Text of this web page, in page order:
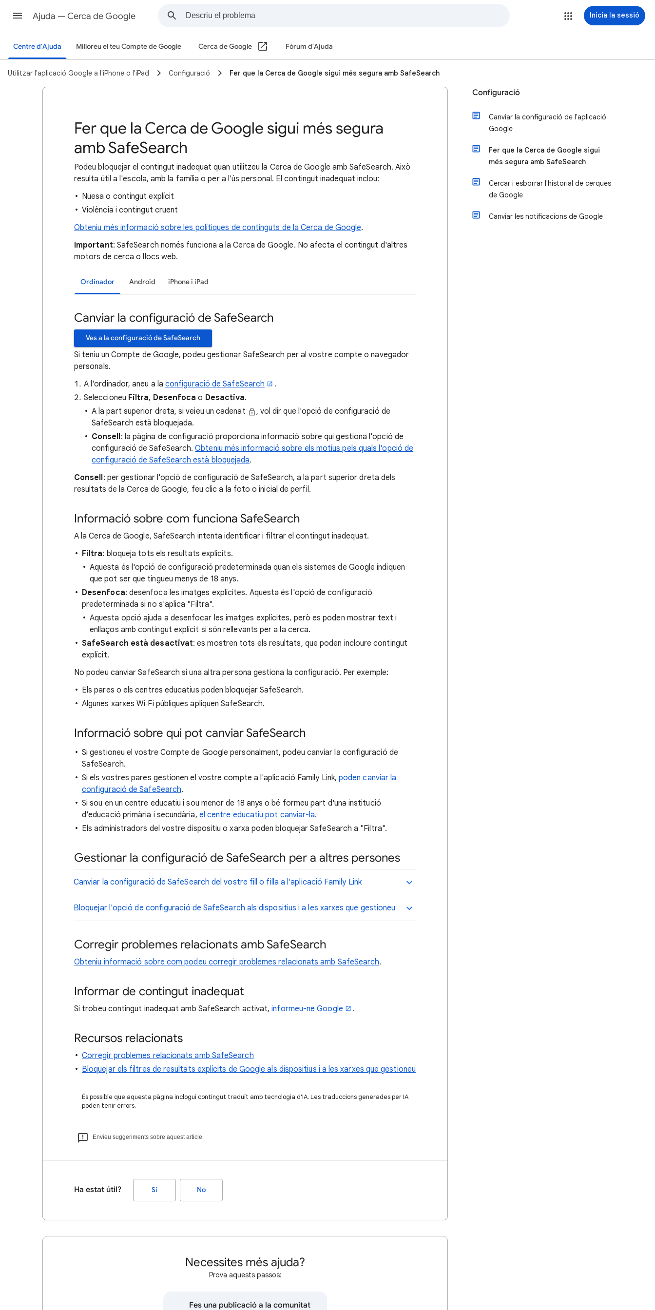
Ajuda — Cerca de Google Inicia la sessió
Centre d'Ajuda Milloreu el teu Compte de Google Cerca de Google Fòrum d'Ajuda
Utilitzar l'aplicació Google a l'iPhone o l'iPad Configuració Fer que la Cerca de Google sigui més segura amb SafeSearch
Fer que la Cerca de Google sigui més segura
amb SafeSearch
Podeu bloquejar el contingut inadequat quan utilitzeu la Cerca de Google amb SafeSearch. Això
resulta útil a l'escola, amb la família o per a l'ús personal. El contingut inadequat inclou:
Nuesa o contingut explícit
Violència i contingut cruent
Obteniu més informació sobre les polítiques de continguts de la Cerca de Google.
Important: SafeSearch només funciona a la Cerca de Google. No afecta el contingut d'altres
motors de cerca o llocs web.
Ordinador Android iPhone i iPad
Canviar la configuració de SafeSearch
Ves a la configuració de SafeSearch
Si teniu un Compte de Google, podeu gestionar SafeSearch per al vostre compte o navegador
personals.
A l'ordinador, aneu a laconfiguració de SafeSearch
.
Seleccioneu Filtra, Desenfoca o Desactiva.
A la part superior dreta, si veieu un cadenat
, vol dir que l'opció de configuració de
SafeSearch està bloquejada.
Consell: la pàgina de configuració proporciona informació sobre qui gestiona l'opció de
configuració de SafeSearch.Obteniu més informació sobre els motius pels quals l'opció de
configuració de SafeSearch està bloquejada.
Consell: per gestionar l'opció de configuració de SafeSearch, a la part superior dreta dels
resultats de la Cerca de Google, feu clic a la foto o inicial de perfil.
Informació sobre com funciona SafeSearch
A la Cerca de Google, SafeSearch intenta identificar i filtrar el contingut inadequat.
Filtra: bloqueja tots els resultats explícits.
Aquesta és l'opció de configuració predeterminada quan els sistemes de Google indiquen
que pot ser que tingueu menys de 18 anys.
Desenfoca: desenfoca les imatges explícites. Aquesta és l'opció de configuració
predeterminada si no s'aplica "Filtra".
Aquesta opció ajuda a desenfocar les imatges explícites, però es poden mostrar text i
enllaços amb contingut explícit si són rellevants per a la cerca.
SafeSearch està desactivat: es mostren tots els resultats, que poden incloure contingut
explícit.
No podeu canviar SafeSearch si una altra persona gestiona la configuració. Per exemple:
Els pares o els centres educatius poden bloquejar SafeSearch.
Algunes xarxes Wi‑Fi públiques apliquen SafeSearch.
Informació sobre qui pot canviar SafeSearch
Si gestioneu el vostre Compte de Google personalment, podeu canviar la configuració de
SafeSearch.
Si els vostres pares gestionen el vostre compte a l'aplicació Family Link, poden canviar la
configuració de SafeSearch.
Si sou en un centre educatiu i sou menor de 18 anys o bé formeu part d'una institució
d'educació primària i secundària, el centre educatiu pot canviar-la.
Els administradors del vostre dispositiu o xarxa poden bloquejar SafeSearch a "Filtra".
Gestionar la configuració de SafeSearch per a altres persones
Canviar la configuració de SafeSearch del vostre fill o filla a l'aplicació Family Link
Bloquejar l'opció de configuració de SafeSearch als dispositius i a les xarxes que gestioneu
Corregir problemes relacionats amb SafeSearch
Obteniu informació sobre com podeu corregir problemes relacionats amb SafeSearch.
Informar de contingut inadequat
Si trobeu contingut inadequat amb SafeSearch activat,informeu-ne Google .
Recursos relacionats
Corregir problemes relacionats amb SafeSearch
Bloquejar els filtres de resultats explícits de Google als dispositius i a les xarxes que gestioneu
És possible que aquesta pàgina inclogui contingut traduït amb tecnologia d'IA. Les traduccions generades per IA
poden tenir errors.
Envieu suggeriments sobre aquest article
Ha estat útil? Sí No
Necessites més ajuda?
Prova aquests passos:
Fes una publicació a la comunitat
Configuració
Canviar la configuració de l'aplicació
Google
Fer que la Cerca de Google sigui
més segura amb SafeSearch
Cercar i esborrar l'historial de cerques
de Google
Canviar les notificacions de Google